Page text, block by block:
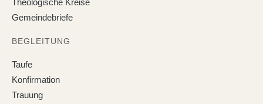
Gemeindebriefe
BEGLEITUNG
Taufe
Konfirmation
Trauung